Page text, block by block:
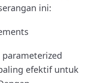
ini:
efektif untuk